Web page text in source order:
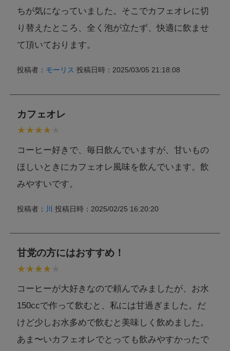
ちが気になっていました。そこでカフェオレに切
り替えたところ、全く泡が立たず、快適に飲ませ
て頂いております。
投稿者： モーリス 投稿日時：2025/03/05 21:18:08
カフェオレ
コーヒー好きで、毎日飲んでいますが、甘いもの
ほしいときにカフェオレ風味を飲んでいます。飲
みやすいです。
投稿者： 川 投稿日時：2025/02/25 16:20:20
甘党の方にはおすすめ！
コーヒーが大好きなので頼んでみましたが、お水
150ccで作って飲むと、私には甘過ぎました。だ
けど少しお水多めで飲むと美味しく飲めました。
あま〜いカフェオレでとっても飲みやすかったで